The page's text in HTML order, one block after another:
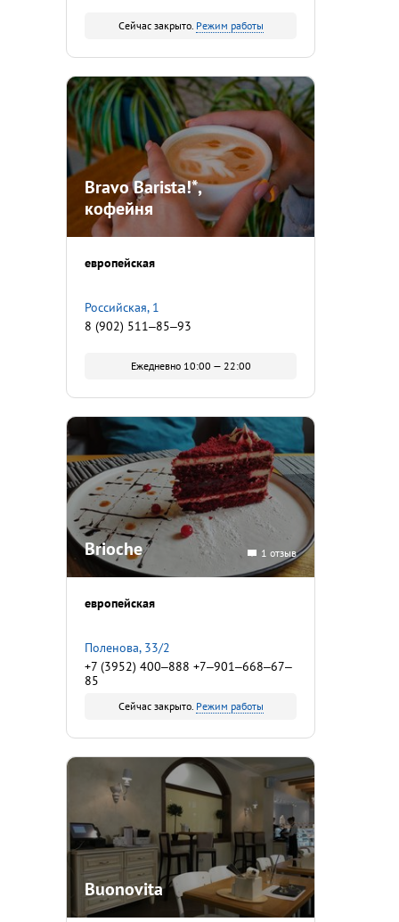
Сейчас закрыто. Режим работы
Bravo Barista!*,
кофейня
европейская
​Российская, 1
8 (902) 511‒85‒93
Ежедневно 10:00 — 22:00
Brioche 1 отзыв
европейская
Поленова, 33/2
+7 (3952) 400‒888 +7‒901‒668‒67‒
85
Сейчас закрыто. Режим работы
Buonovita